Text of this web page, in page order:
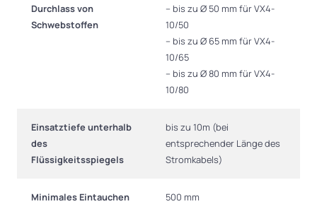
Durchlass von
Schwebstoffen
– bis zu Ø 50 mm für VX4-
10/50
– bis zu Ø 65 mm für VX4-
10/65
– bis zu Ø 80 mm für VX4-
10/80
Einsatztiefe unterhalb
des
Flüssigkeitsspiegels
bis zu 10m (bei
entsprechender Länge des
Stromkabels)
Minimales Eintauchen
500 mm